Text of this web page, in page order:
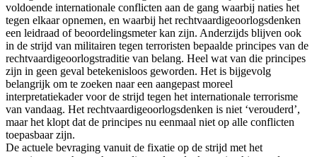
voldoende internationale conflicten aan de gang waarbij naties het
tegen elkaar opnemen, en waarbij het rechtvaardigeoorlogsdenken
een leidraad of beoordelingsmeter kan zijn. Anderzijds blijven ook
in de strijd van militairen tegen terroristen bepaalde principes van de
rechtvaardigeoorlogstraditie van belang. Heel wat van die principes
zijn in geen geval betekenisloos geworden. Het is bijgevolg
belangrijk om te zoeken naar een aangepast moreel
interpretatiekader voor de strijd tegen het internationale terrorisme
van vandaag. Het rechtvaardigeoorlogsdenken is niet ‘verouderd’,
maar het klopt dat de principes nu eenmaal niet op alle conflicten
toepasbaar zijn.
De actuele bevraging vanuit de fixatie op de strijd met het